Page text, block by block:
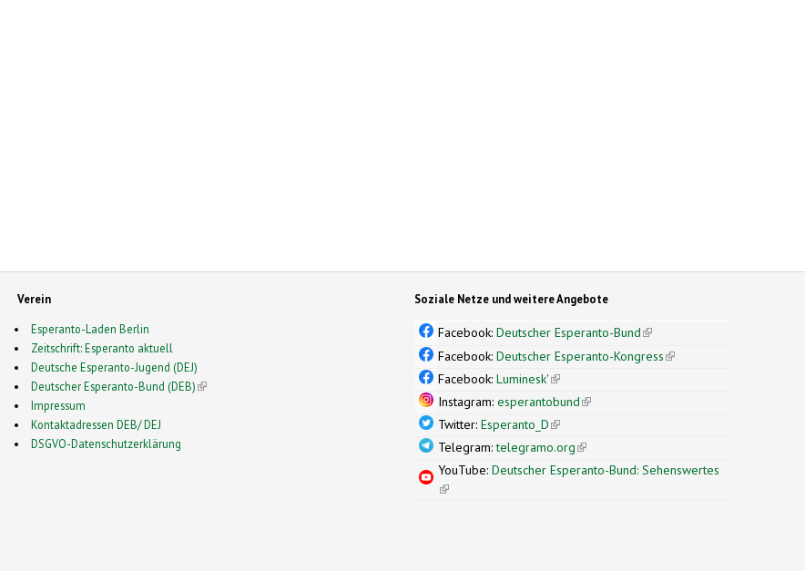
Verein
Esperanto-Laden Berlin
Zeitschrift: Esperanto aktuell
Deutsche Esperanto-Jugend (DEJ)
Deutscher Esperanto-Bund (DEB)(link is external)
Impressum
Kontaktadressen DEB/ DEJ
DSGVO-Datenschutzerklärung
Soziale Netze und weitere Angebote
Facebook:Deutscher Esperanto-Bund(link is external)
Facebook:Deutscher Esperanto-Kongress(link is external)
Facebook:Luminesk'(link is external)
Instagram:esperantobund(link is external)
Twitter:Esperanto_D(link is external)
Telegram:telegramo.org(link is external)
YouTube:Deutscher Esperanto-Bund: Sehenswertes
(link is external)